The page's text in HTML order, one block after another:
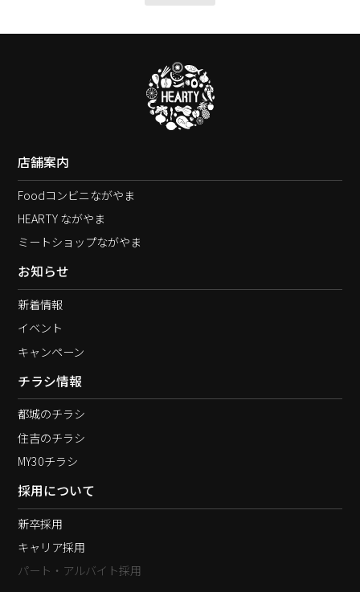
店舗案内
Foodコンビニながやま
HEARTY ながやま
ミートショップながやま
お知らせ
新着情報
イベント
キャンペーン
チラシ情報
都城のチラシ
住吉のチラシ
MY30チラシ
採用について
新卒採用
キャリア採用
パート・アルバイト採用